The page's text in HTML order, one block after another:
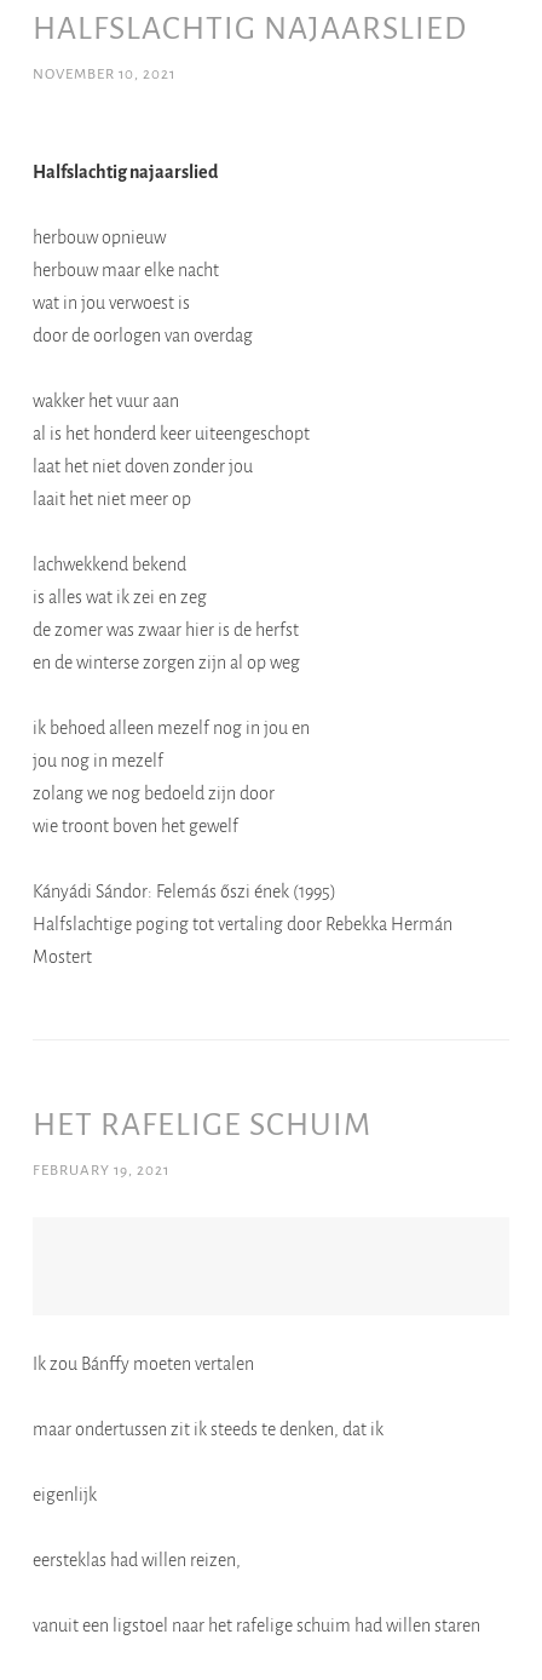
HALFSLACHTIG NAJAARSLIED
NOVEMBER 10, 2021
Halfslachtig najaarslied
herbouw opnieuw
herbouw maar elke nacht
wat in jou verwoest is
door de oorlogen van overdag
wakker het vuur aan
al is het honderd keer uiteengeschopt
laat het niet doven zonder jou
laait het niet meer op
lachwekkend bekend
is alles wat ik zei en zeg
de zomer was zwaar hier is de herfst
en de winterse zorgen zijn al op weg
ik behoed alleen mezelf nog in jou en
jou nog in mezelf
zolang we nog bedoeld zijn door
wie troont boven het gewelf
Kányádi Sándor: Felemás őszi ének (1995)
Halfslachtige poging tot vertaling door Rebekka Hermán
Mostert
HET RAFELIGE SCHUIM
FEBRUARY 19, 2021
Ik zou Bánffy moeten vertalen
maar ondertussen zit ik steeds te denken, dat ik
eigenlijk
eersteklas had willen reizen,
vanuit een ligstoel naar het rafelige schuim had willen staren